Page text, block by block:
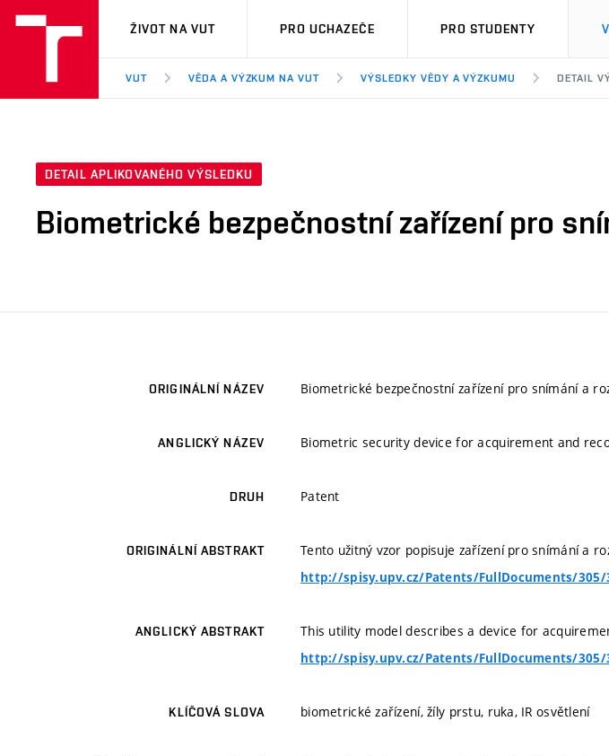
VUT
ŽIVOT NA VUT PRO UCHAZEČE PRO STUDENTY
VUT VĚDA A VÝZKUM NA VUT VÝSLEDKY VĚDY A VÝZKUMU DETAIL
DETAIL APLIKOVANÉHO VÝSLEDKU
Biometrické bezpečnostní zařízení pro
ORIGINÁLNÍ NÁZEV Biometrické bezpečnostní zařízení pro snímání a
ANGLICKÝ NÁZEV Biometric security device for acquirement and
DRUH Patent
ORIGINÁLNÍ ABSTRAKT Tento užitný vzor popisuje zařízení pro snímání a
http://spisy.upv.cz/Patents/FullDocuments/305/
ANGLICKÝ ABSTRAKT This utility model describes a device for
http://spisy.upv.cz/Patents/FullDocuments/305/
KLÍČOVÁ SLOVA biometrické zařízení, žíly prstu, ruka, IR osvětlení